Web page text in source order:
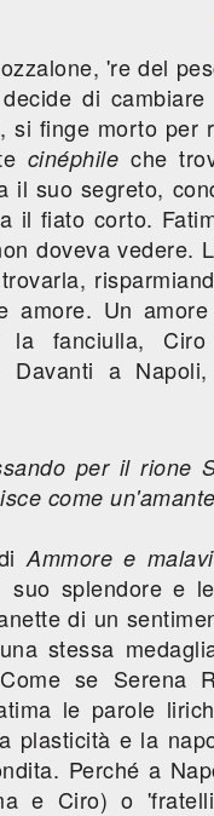
're del
di
si finge morto per
cinéphile che
il suo segreto,
il fiato corto.
doveva vedere.
amore. Un
la fanciulla,
Davanti a
per il rione
come
diAmmore e
suo splendore e
di un
stessa
se Serena
le parole
plasticità e la
Perché a
e Ciro) o